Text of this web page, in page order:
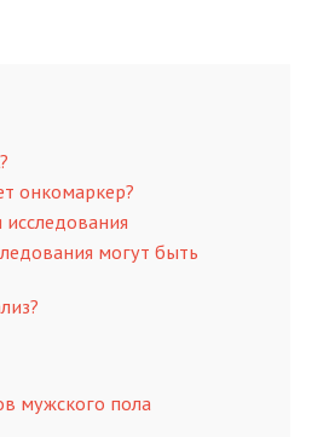
онкомаркер?
исследования
могут быть
мужского пола